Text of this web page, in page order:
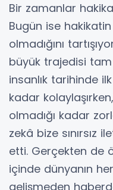
Bir zamanlar
Bugün ise
olmadığını
büyük trajedisi
insanlık tarihinde
kadar
olmadığı kadar
zekâ bize sınırsız
etti. Gerçekten de
içinde dünyanın
gelişmeden